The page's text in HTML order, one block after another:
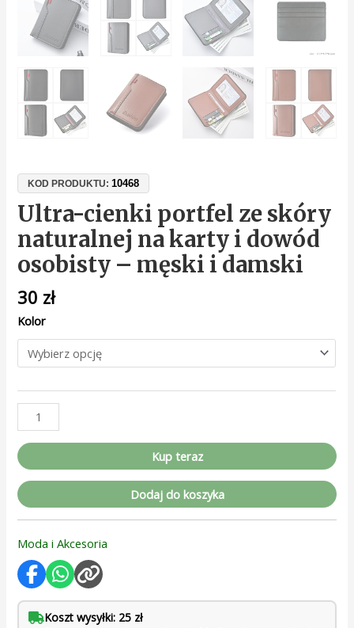
KOD PRODUKTU:10468
Ultra-cienki portfel ze skóry
naturalnej na karty i dowód
osobisty – męski i damski
30 zł
Kolor
Kup teraz
Dodaj do koszyka
Moda i Akcesoria
Koszt wysyłki: 25 zł